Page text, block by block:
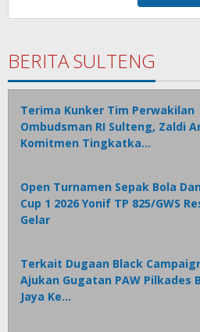
BERITA SULTENG
Terima Kunker Tim Perwakilan
Ombudsman RI Sulteng, Zaldi
Komitmen Tingkatka…
Open Turnamen Sepak Bola
Cup 1 2026 Yonif TP 825/GWS
Gelar
Terkait Dugaan Black
Ajukan Gugatan PAW Pilkades
Jaya Ke…